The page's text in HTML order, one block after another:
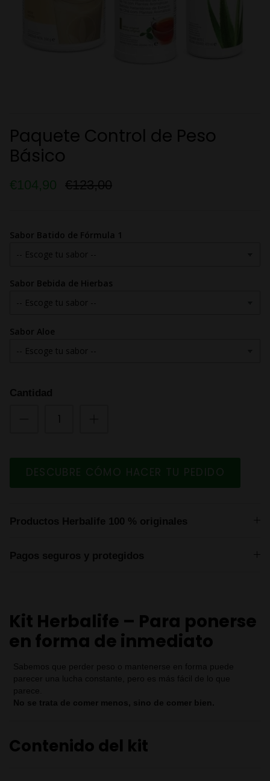
Paquete Control de Peso
Básico
€104,90 €123,00
Sabor Batido de Fórmula 1
Sabor Bebida de Hierbas
Sabor Aloe
Cantidad
DESCUBRE CÓMO HACER TU PEDIDO
Productos Herbalife 100 % originales
Pagos seguros y protegidos
Kit Herbalife – Para ponerse
en forma de inmediato
Sabemos que perder peso o mantenerse en forma puede
parecer una lucha constante, pero es más fácil de lo que
parece.
No se trata de comer menos, sino de comer bien.
Contenido del kit